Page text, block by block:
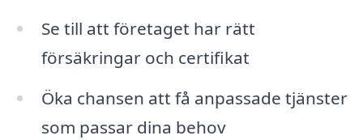
Se till att företaget har rätt
försäkringar och certifikat
Öka chansen att få anpassade tjänster
som passar dina behov